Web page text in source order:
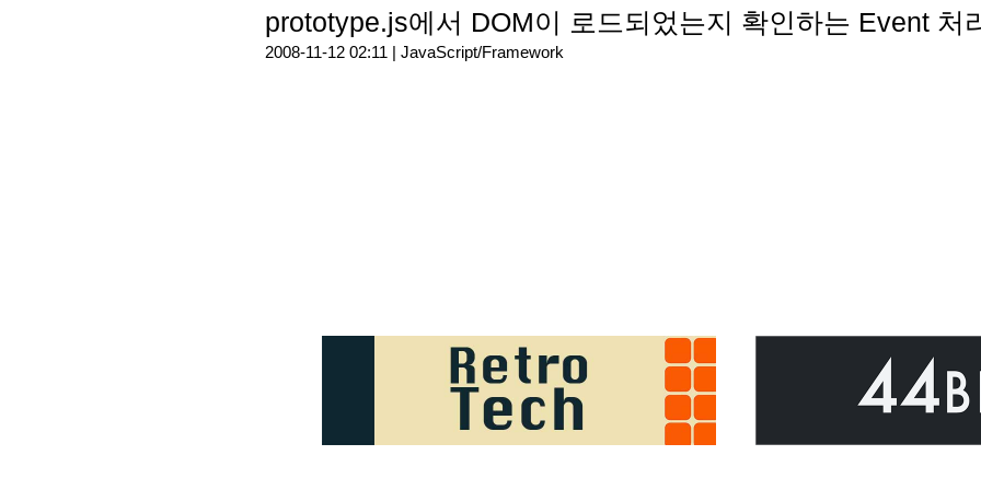
prototype.js에서 DOM이 로드되었는지 확인하는 Event 처
2008-11-12 02:11 | JavaScript/Framework